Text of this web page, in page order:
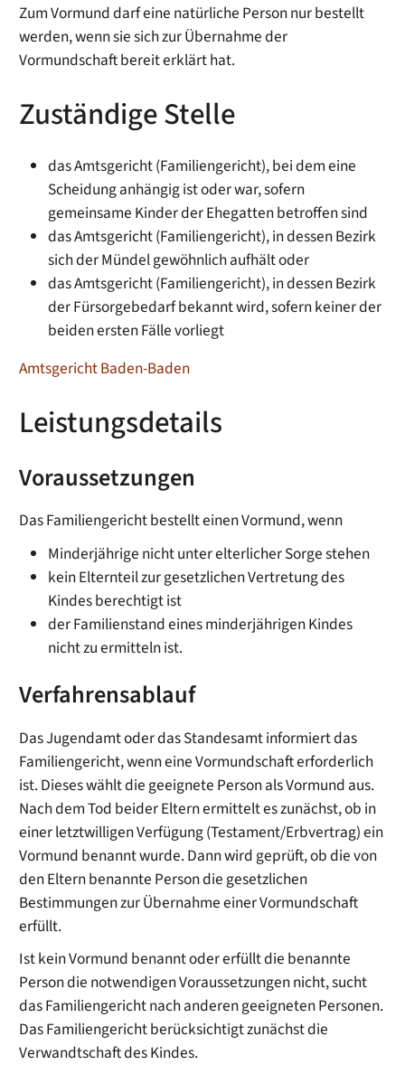
Zum Vormund darf eine natürliche Person nur bestellt
werden, wenn sie sich zur Übernahme der
Vormundschaft bereit erklärt hat.
Zuständige Stelle
das Amtsgericht (Familiengericht), bei dem eine
Scheidung anhängig ist oder war, sofern
gemeinsame Kinder der Ehegatten betroffen sind
das Amtsgericht (Familiengericht), in dessen Bezirk
sich der Mündel gewöhnlich aufhält oder
das Amtsgericht (Familiengericht), in dessen Bezirk
der Fürsorgebedarf bekannt wird, sofern keiner der
beiden ersten Fälle vorliegt
Amtsgericht Baden-Baden
Leistungsdetails
Voraussetzungen
Das Familiengericht bestellt einen Vormund, wenn
Minderjährige nicht unter elterlicher Sorge stehen
kein Elternteil zur gesetzlichen Vertretung des
Kindes berechtigt ist
der Familienstand eines minderjährigen Kindes
nicht zu ermitteln ist.
Verfahrensablauf
Das Jugendamt oder das Standesamt informiert das
Familiengericht, wenn eine Vormundschaft erforderlich
ist. Dieses wählt die geeignete Person als Vormund aus.
Nach dem Tod beider Eltern ermittelt es zunächst, ob in
einer letztwilligen Verfügung (Testament/Erbvertrag) ein
Vormund benannt wurde. Dann wird geprüft, ob die von
den Eltern benannte Person die gesetzlichen
Bestimmungen zur Übernahme einer Vormundschaft
erfüllt.
Ist kein Vormund benannt oder erfüllt die benannte
Person die notwendigen Voraussetzungen nicht, sucht
das Familiengericht nach anderen geeigneten Personen.
Das Familiengericht berücksichtigt zunächst die
Verwandtschaft des Kindes.